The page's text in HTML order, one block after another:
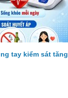
tay kiểm sát tăng